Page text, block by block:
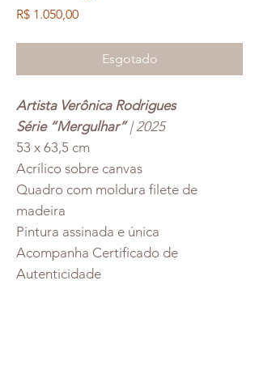
R$ 1.050,00Preço
Esgotado
Artista Verônica Rodrigues
Série “Mergulhar”| 2025
53 x 63,5 cm
Acrílico sobre canvas
Quadro com moldura filete de
madeira
Pintura assinada e única
Acompanha Certificado de
Autenticidade